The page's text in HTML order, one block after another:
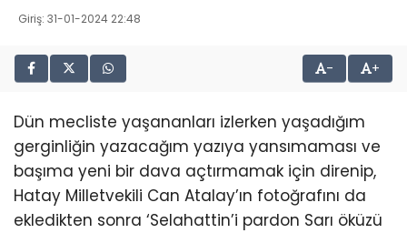
Giriş: 31-01-2024 22:48
- +
Dün mecliste yaşananları izlerken yaşadığım
gerginliğin yazacağım yazıya yansımaması ve
başıma yeni bir dava açtırmamak için direnip,
Hatay Milletvekili Can Atalay’ın fotoğrafını da
ekledikten sonra ‘Selahattin’i pardon Sarı öküzü